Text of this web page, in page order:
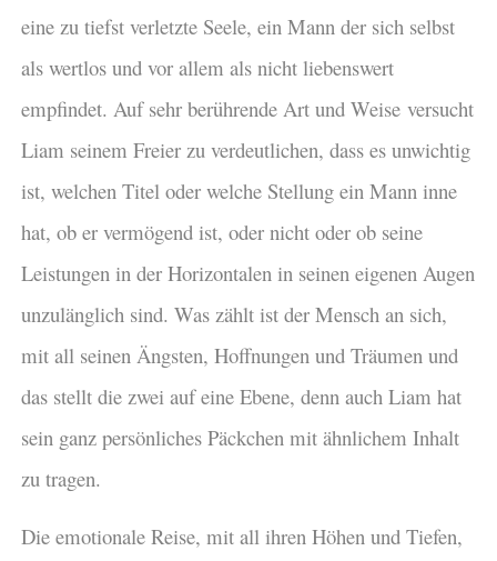
eine zu tiefst verletzte Seele, ein Mann der sich selbst
als wertlos und vor allem als nicht liebenswert
empfindet. Auf sehr berührende Art und Weise versucht
Liam seinem Freier zu verdeutlichen, dass es unwichtig
ist, welchen Titel oder welche Stellung ein Mann inne
hat, ob er vermögend ist, oder nicht oder ob seine
Leistungen in der Horizontalen in seinen eigenen Augen
unzulänglich sind. Was zählt ist der Mensch an sich,
mit all seinen Ängsten, Hoffnungen und Träumen und
das stellt die zwei auf eine Ebene, denn auch Liam hat
sein ganz persönliches Päckchen mit ähnlichem Inhalt
zu tragen.
Die emotionale Reise, mit all ihren Höhen und Tiefen,